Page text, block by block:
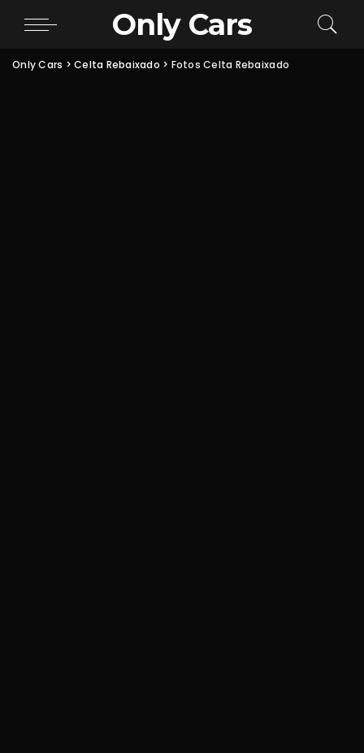
Only Cars
Only Cars >Celta Rebaixado > Fotos Celta Rebaixado